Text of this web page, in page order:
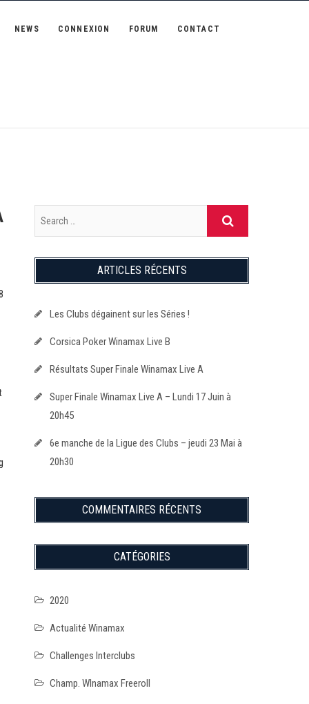
NEWS CONNEXION FORUM CONTACT
ARTICLES RÉCENTS
Les Clubs dégainent sur les Séries !
Corsica Poker Winamax Live B
Résultats Super Finale Winamax Live A
Super Finale Winamax Live A – Lundi 17 Juin à
20h45
6e manche de la Ligue des Clubs – jeudi 23 Mai à
20h30
COMMENTAIRES RÉCENTS
CATÉGORIES
2020
Actualité Winamax
Challenges Interclubs
Champ. WInamax Freeroll